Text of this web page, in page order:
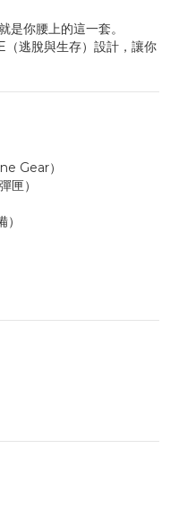
是你腰上的這一套。
逃脫與生存）設計，讓你
Gear）
匣）